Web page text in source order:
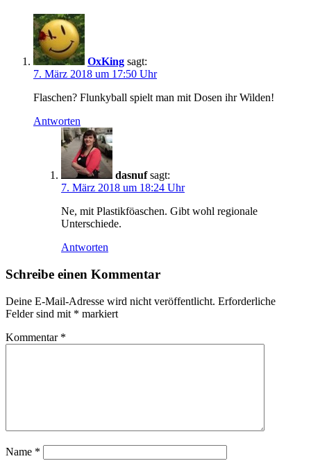
OxKing sagt:
7. März 2018 um 17:50 Uhr
Flaschen? Flunkyball spielt man mit Dosen ihr Wilden!
Antworten
dasnuf sagt:
7. März 2018 um 18:24 Uhr
Ne, mit Plastikföaschen. Gibt wohl regionale
Unterschiede.
Antworten
Schreibe einen Kommentar
Deine E-Mail-Adresse wird nicht veröffentlicht. Erforderliche
Felder sind mit * markiert
Kommentar *
Name *